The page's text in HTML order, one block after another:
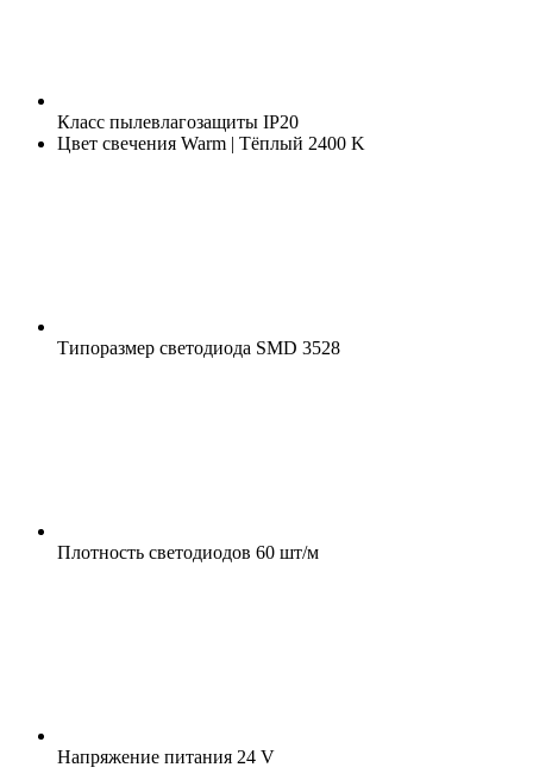
Класс пылевлагозащиты IP20
Цвет свечения Warm | Тёплый 2400 K
Типоразмер светодиода SMD 3528
Плотность светодиодов 60 шт/м
Напряжение питания 24 V